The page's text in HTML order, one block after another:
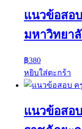
แนวข้อสอ
มหาวิทยา
฿380
หยิบใส่ตะกร้า
แนวข้อสอ